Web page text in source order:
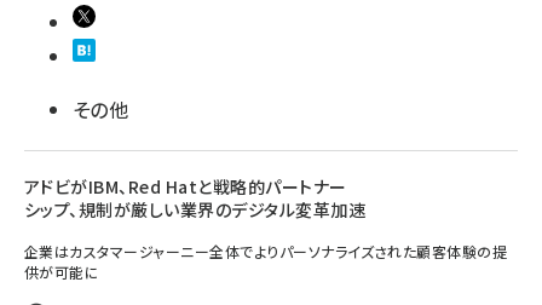
その他
アドビがIBM、Red Hatと戦略的パートナー
シップ、規制が厳しい業界のデジタル変革加速
企業はカスタマージャーニー全体でよりパーソナライズされた顧客体験の提
供が可能に